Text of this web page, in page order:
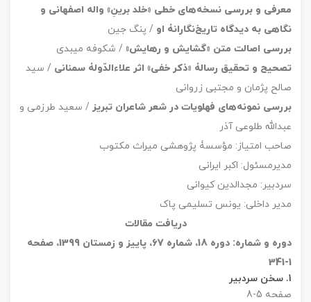
معرفی و بررسی نسخه‌های خطی «خلد برینِ» واله اصفهانی و
نگاهی به دیدگاه تاریخ‌نگارانۀ او / پنگ جین
بررسی اصالت متن «گشایش و رهایش» / شکوفه میبدی
تصحیح و تحقیق رسالۀ «ذکر خفی» اثر علاءالدّولۀ سمنانی / سید
صالح پژمان و مجتبی زروانی
بررسی نمونه‌های فهلویات در شعر شاعران تبریز / سعید طرزمی و
عبدالله طلوعی آذر
صاحب امتیاز: مؤسسۀ پژوهشی میراث مکتوب
مدیرمسئول: اکبر ایرانی
سردبیر: مجدالدین کیوانی
مدیر داخلی: یونس تسلیمی پاک
دریافت مقالات
دوره و شماره: دوره 18، شماره 67، پاییز و زمستان 1399، صفحه
1-341
1. سخن سردبیر
صفحه 5-8